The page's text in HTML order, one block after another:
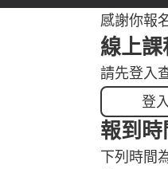
感謝你報
線上
請先登入
登
報到時
下列時間